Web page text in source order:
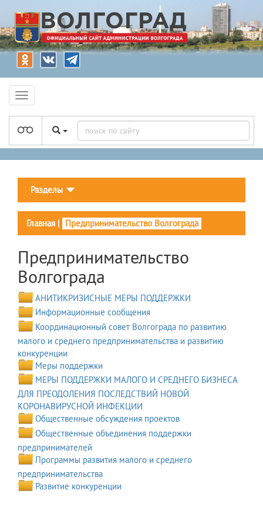
Разделы
Главная | Предпринимательство Волгограда
Предпринимательство
Волгограда
АНИТИКРИЗИСНЫЕ МЕРЫ ПОДДЕРЖКИ
Информационные сообщения
Координационный совет Волгограда по развитию
малого и среднего предпринимательства и развитию
конкуренции
Меры поддержки
МЕРЫ ПОДДЕРЖКИ МАЛОГО И СРЕДНЕГО БИЗНЕСА
ДЛЯ ПРЕОДОЛЕНИЯ ПОСЛЕДСТВИЙ НОВОЙ
КОРОНАВИРУСНОЙ ИНФЕКЦИИ
Общественные обсуждения проектов
Общественные объединения поддержки
предпринимателей
Программы развития малого и среднего
предпринимательства
Развитие конкуренции